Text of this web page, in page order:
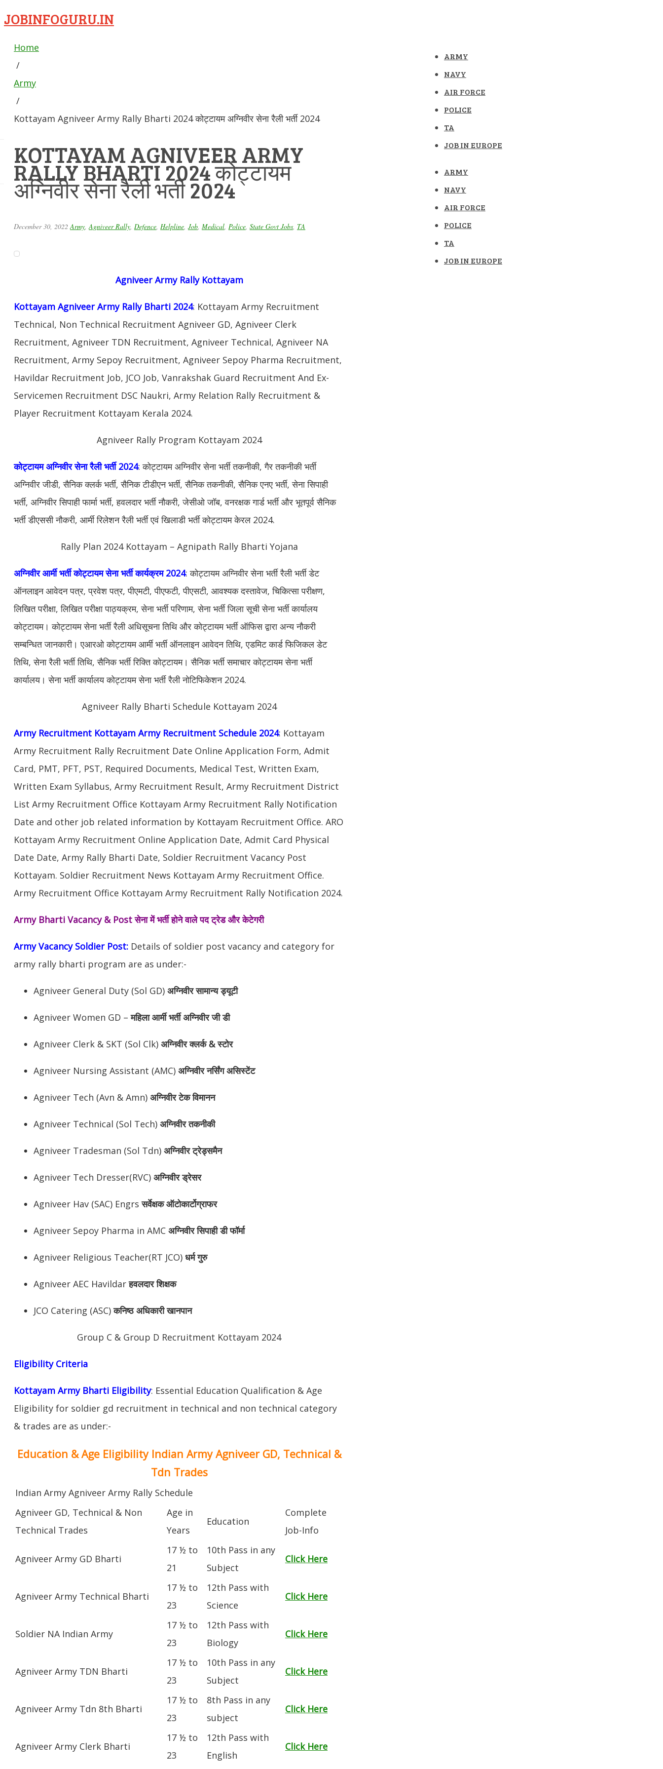
JOBINFOGURU.IN
ARMY
NAVY
AIR FORCE
POLICE
TA
JOB IN EUROPE
ARMY
NAVY
AIR FORCE
POLICE
TA
JOB IN EUROPE
Home
/
Army
/
Kottayam Agniveer Army Rally Bharti 2024 कोट्टायम अग्निवीर सेना रैली भर्ती 2024
KOTTAYAM AGNIVEER ARMY
RALLY BHARTI 2024 कोट्टायम
अग्निवीर सेना रैली भर्ती 2024
December 30, 2022 Army Agniveer Rally Defence Helpline Job Medical Police State Govt Jobs TA
Agniveer Army Rally Kottayam
Kottayam Agniveer Army Rally Bharti 2024: Kottayam Army Recruitment
Technical, Non Technical Recruitment Agniveer GD, Agniveer Clerk
Recruitment, Agniveer TDN Recruitment, Agniveer Technical, Agniveer NA
Recruitment, Army Sepoy Recruitment, Agniveer Sepoy Pharma Recruitment,
Havildar Recruitment Job, JCO Job, Vanrakshak Guard Recruitment And Ex-
Servicemen Recruitment DSC Naukri, Army Relation Rally Recruitment &
Player Recruitment Kottayam Kerala 2024.
Agniveer Rally Program Kottayam 2024
कोट्टायम अग्निवीर सेना रैली भर्ती 2024: कोट्टायम अग्निवीर सेना भर्ती तकनीकी, गैर तकनीकी भर्ती
अग्निवीर जीडी, सैनिक क्लर्क भर्ती, सैनिक टीडीएन भर्ती, सैनिक तकनीकी, सैनिक एनए भर्ती, सेना सिपाही
भर्ती, अग्निवीर सिपाही फार्मा भर्ती, हवलदार भर्ती नौकरी, जेसीओ जॉब, वनरक्षक गार्ड भर्ती और भूतपूर्व सैनिक
भर्ती डीएससी नौकरी, आर्मी रिलेशन रैली भर्ती एवं खिलाडी भर्ती कोट्टायम केरल 2024.
Rally Plan 2024 Kottayam – Agnipath Rally Bharti Yojana
अग्निवीर आर्मी भर्ती कोट्टायम सेना भर्ती कार्यक्रम 2024: कोट्टायम अग्निवीर सेना भर्ती रैली भर्ती डेट
ऑनलाइन आवेदन पत्र, प्रवेश पत्र, पीएमटी, पीएफटी, पीएसटी, आवश्यक दस्तावेज, चिकित्सा परीक्षण,
लिखित परीक्षा, लिखित परीक्षा पाठ्यक्रम, सेना भर्ती परिणाम, सेना भर्ती जिला सूची सेना भर्ती कार्यालय
कोट्टायम। कोट्टायम सेना भर्ती रैली अधिसूचना तिथि और कोट्टायम भर्ती ऑफिस द्वारा अन्य नौकरी
सम्बन्धित जानकारी। एआरओ कोट्टायम आर्मी भर्ती ऑनलाइन आवेदन तिथि, एडमिट कार्ड फिजिकल डेट
तिथि, सेना रैली भर्ती तिथि, सैनिक भर्ती रिक्ति कोट्टायम। सैनिक भर्ती समाचार कोट्टायम सेना भर्ती
कार्यालय। सेना भर्ती कार्यालय कोट्टायम सेना भर्ती रैली नोटिफिकेशन 2024.
Agniveer Rally Bharti Schedule Kottayam 2024
Army Recruitment Kottayam Army Recruitment Schedule 2024: Kottayam
Army Recruitment Rally Recruitment Date Online Application Form, Admit
Card, PMT, PFT, PST, Required Documents, Medical Test, Written Exam,
Written Exam Syllabus, Army Recruitment Result, Army Recruitment District
List Army Recruitment Office Kottayam Army Recruitment Rally Notification
Date and other job related information by Kottayam Recruitment Office. ARO
Kottayam Army Recruitment Online Application Date, Admit Card Physical
Date Date, Army Rally Bharti Date, Soldier Recruitment Vacancy Post
Kottayam. Soldier Recruitment News Kottayam Army Recruitment Office.
Army Recruitment Office Kottayam Army Recruitment Rally Notification 2024.
Army Bharti Vacancy & Postसेना में भर्ती होने वाले पद ट्रेड और केटेगरी
Army Vacancy Soldier Post: Details of soldier post vacancy and category for
army rally bharti program are as under:-
Agniveer General Duty (Sol GD) अग्निवीरसामान्य ड्यूटी
Agniveer Women GD –महिला आर्मी भर्ती अग्निवीर जी डी
Agniveer Clerk & SKT (Sol Clk) अग्निवीरक्लर्क & स्टोर
Agniveer Nursing Assistant (AMC) अग्निवीरनर्सिंग असिस्टेंट
Agniveer Tech (Avn & Amn) अग्निवीरटेक विमानन
Agniveer Technical (Sol Tech) अग्निवीरतकनीकी
Agniveer Tradesman (Sol Tdn) अग्निवीरट्रेड्समैन
Agniveer Tech Dresser(RVC) अग्निवीरड्रेसर
Agniveer Hav (SAC) Engrsसर्वेक्षक ऑटोकार्टोग्राफर
Agniveer Sepoy Pharma in AMC अग्निवीरसिपाही डी फॉर्मा
Agniveer Religious Teacher(RT JCO) धर्म गुरु
Agniveer AEC Havildarहवलदार शिक्षक
JCO Catering (ASC)कनिष्ठ अधिकारी खानपान
Group C & Group D Recruitment Kottayam 2024
Eligibility Criteria
Kottayam Army Bharti Eligibility: Essential Education Qualification & Age
Eligibility for soldier gd recruitment in technical and non technical category
& trades are as under:-
Education & Age Eligibility Indian Army Agniveer GD, Technical &
Tdn Trades
Indian Army Agniveer Army Rally Schedule
Agniveer GD, Technical & Non
Technical Trades
Age in
Years
Education
Complete
Job-Info
Agniveer Army GD Bharti
17 ½ to
21
10th Pass in any
Subject
Click Here
Agniveer Army Technical Bharti
17 ½ to
23
12th Pass with
Science
Click Here
Soldier NA Indian Army
17 ½ to
23
12th Pass with
Biology
Click Here
Agniveer Army TDN Bharti
17 ½ to
23
10th Pass in any
Subject
Click Here
Agniveer Army Tdn 8th Bharti
17 ½ to
23
8th Pass in any
subject
Click Here
Agniveer Army Clerk Bharti
17 ½ to
23
12th Pass with
English
Click Here